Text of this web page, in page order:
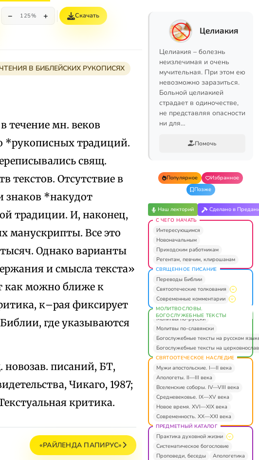
− 125% + Скачать
В БИБЛЕЙСКИХ РУКОПИСЯХ
течение мн. веков
*рукописных традиций.
свящ.
текстов. Отсутствие в
знаков *накудот
традиции. И, наконец,
манускрипты. Все это
Однако варианты
и смысла текста»
как можно ближе к
к–рая фиксирует
где указываются
новозав. писаний, БТ,
Чикаго, 1987;
критика.
«РАЙЛЕНДА ПАПИРУС»
Целиакия
Целиакия – болезнь
неизлечимая и очень
мучительная. При этом ею
невозможно заразиться.
Больной целиакией
страдает в одиночестве,
не представляя опасности
ни для…
Помочь
Популярное
Избранное
Позже
Наш лекторий Сделано в
С ЧЕГО НАЧАТЬ
Интересующимся
Новоначальным
Приходским работникам
Регентам, певчим, клирошанам
СВЯЩЕННОЕ ПИСАНИЕ
Переводы Библии
Святоотеческие толкования
Современные комментарии
МОЛИТВОСЛОВЫ.
БОГОСЛУЖЕБНЫЕ ТЕКСТЫ
Молитвы по-русски
Молитвы по-славянски
Богослужебные тексты на русском
Богослужебные тексты на
СВЯТООТЕЧЕСКОЕ НАСЛЕДИЕ
Мужи апостольские. I—II века
Апологеты. II—III века
Вселенские соборы. IV—VIII века
Средневековье. IX—XV века
Новое время. XVI—XIX века
Современность. XX—XXI века
ПРЕДМЕТНЫЙ КАТАЛОГ
Практика духовной жизни
Систематическое богословие
Проповеди, беседы
Апологетика